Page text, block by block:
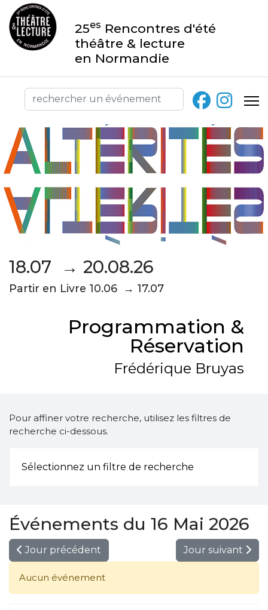
25es Rencontres d'été
théâtre & lecture
en Normandie
18.07 → 20.08.26
Partir en Livre 10.06 → 17.07
Programmation &
Réservation
Frédérique Bruyas
Pour affiner votre recherche, utilisez les filtres de
recherche ci-dessous.
Sélectionnez un filtre de recherche
Événements du 16 Mai 2026
Jour précédent Jour suivant
Aucun événement